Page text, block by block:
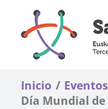
contenido
Inicio
Día Mundial